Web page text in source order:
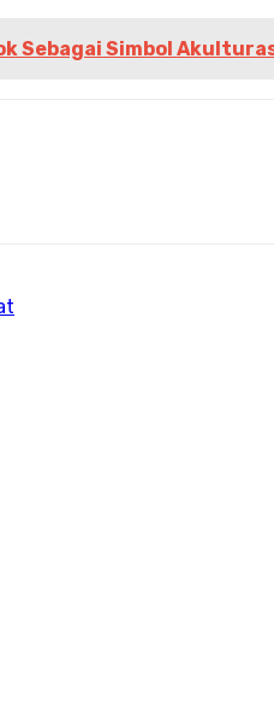
Sebagai Simbol